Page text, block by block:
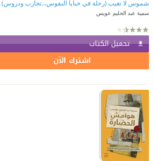
شموس لا تغيب (رحلة في خبايا النفوس...تجارب ودروس)
سمية عبد الحليم عويس
تحميل الكتاب
اشترك الآن